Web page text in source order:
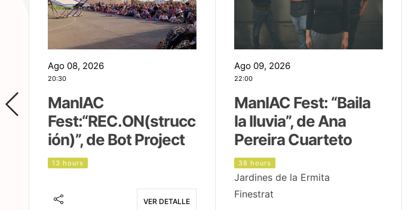
Ago 08, 2026
20:30
ManIAC
Fest:“REC.ON(strucc
ión)”, de Bot Project
13 hours
VER DETALLE
Ago 09, 2026
22:00
ManIAC Fest: “Baila
la lluvia”, de Ana
Pereira Cuarteto
38 hours
Jardines de la Ermita
Finestrat